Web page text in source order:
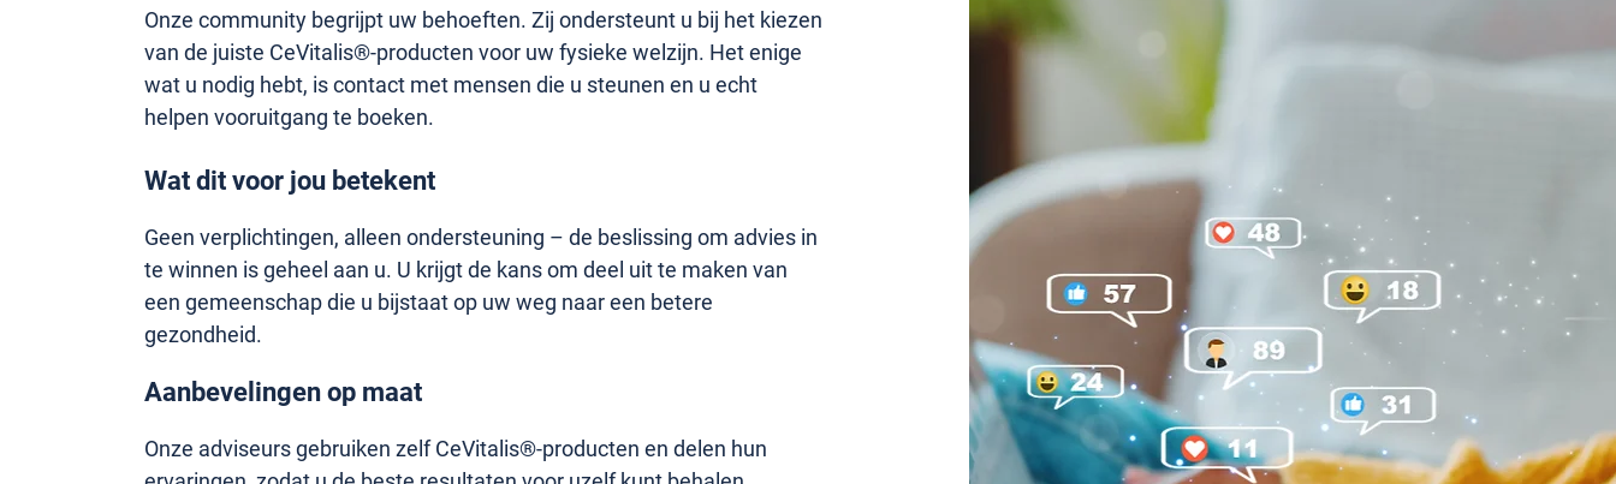
Onze community begrijpt uw behoeften. Zij ondersteunt u bij het kiezen
van de juiste CeVitalis®-producten voor uw fysieke welzijn. Het enige
wat u nodig hebt, is contact met mensen die u steunen en u echt
helpen vooruitgang te boeken.
Wat dit voor jou betekent
Geen verplichtingen, alleen ondersteuning – de beslissing om advies in
te winnen is geheel aan u. U krijgt de kans om deel uit te maken van
een gemeenschap die u bijstaat op uw weg naar een betere
gezondheid.
Aanbevelingen op maat
Onze adviseurs gebruiken zelf CeVitalis®-producten en delen hun